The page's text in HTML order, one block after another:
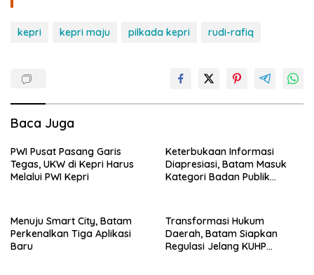
kepri kepri maju pilkada kepri rudi-rafiq
Baca Juga
PWI Pusat Pasang Garis
Tegas, UKW di Kepri Harus
Melalui PWI Kepri
Keterbukaan Informasi
Diapresiasi, Batam Masuk
Kategori Badan Publik
Menuju Smart City, Batam
Perkenalkan Tiga Aplikasi
Baru
Transformasi Hukum
Daerah, Batam Siapkan
Regulasi Jelang KUHP